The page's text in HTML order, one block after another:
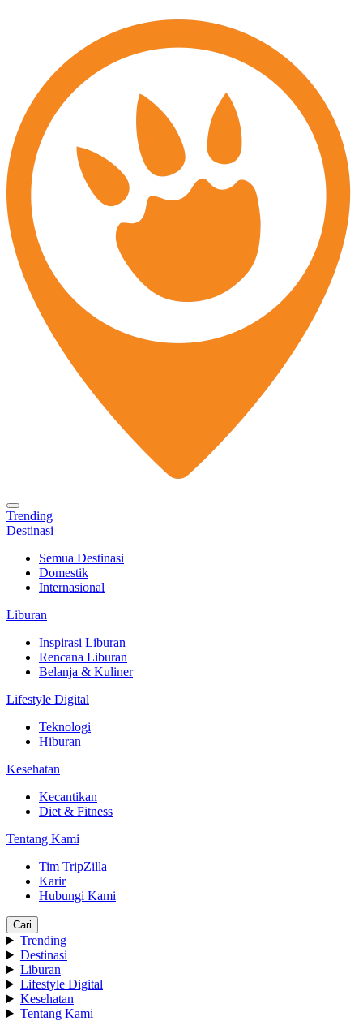
Trending
Destinasi
Semua Destinasi
Domestik
Internasional
Liburan
Inspirasi Liburan
Rencana Liburan
Belanja & Kuliner
Lifestyle Digital
Teknologi
Hiburan
Kesehatan
Kecantikan
Diet & Fitness
Tentang Kami
Tim TripZilla
Karir
Hubungi Kami
Cari
Trending
Destinasi
Liburan
Lifestyle Digital
Kesehatan
Tentang Kami